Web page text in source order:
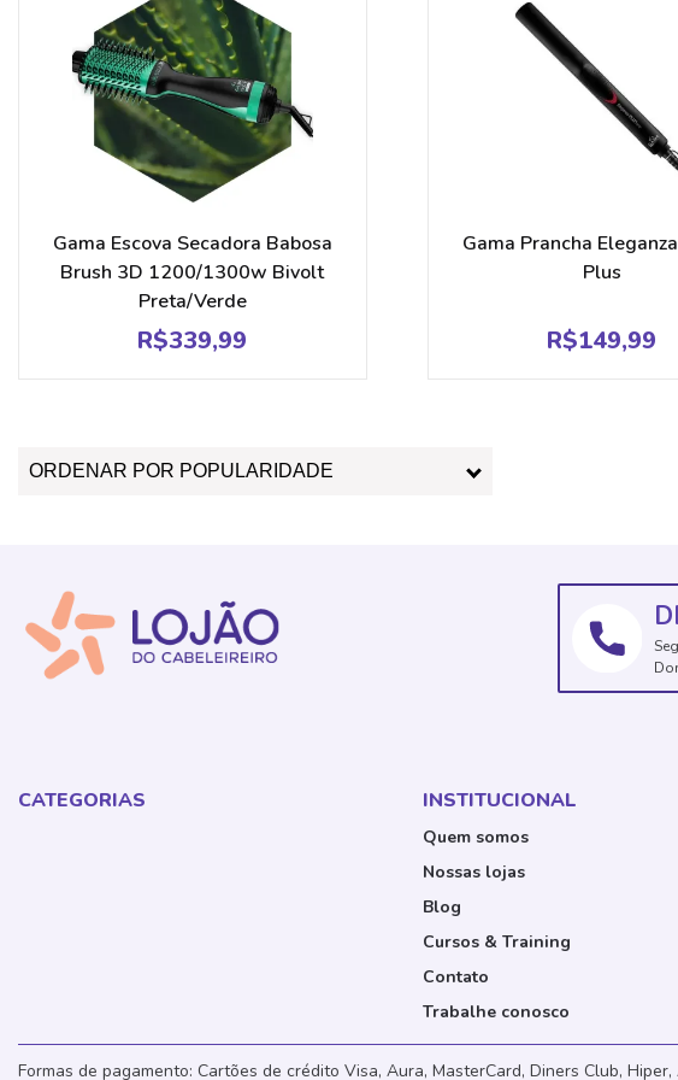
Gama Escova Secadora Babosa
Brush 3D 1200/1300w Bivolt
Preta/Verde
R$339,99
Gama Prancha
Plus
R$149,99
CATEGORIAS INSTITUCIONAL
Quem somos
Nossas lojas
Blog
Cursos & Training
Contato
Trabalhe conosco
Formas de pagamento: Cartões de crédito Visa, Aura, MasterCard, Diners Club,